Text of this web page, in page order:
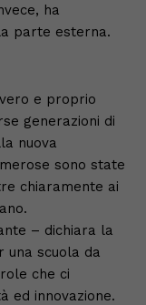
ha
parte esterna.
e proprio
generazioni di
nuova
sono state
chiaramente ai
– dichiara la
una scuola da
che ci
ed innovazione.